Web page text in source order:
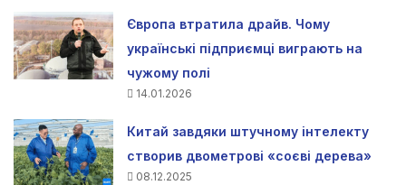
Європа втратила драйв. Чому
українські підприємці виграють на
чужому полі
14.01.2026
Китай завдяки штучному інтелекту
створив двометрові «соєві дерева»
08.12.2025